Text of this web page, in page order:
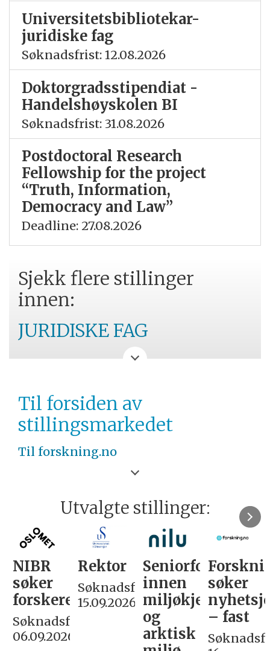
Universitetsbibliotekar-
juridiske fag
Søknadsfrist: 12.08.2026
Doktorgradsstipendiat -
Handelshøyskolen BI
Søknadsfrist: 31.08.2026
Postdoctoral Research
Fellowship for the project
“Truth, Information,
Democracy and Law”
Deadline: 27.08.2026
Sjekk flere stillinger
innen:
JURIDISKE FAG
UNIVERSITET
NORD-NORGE
Til forsiden av
stillingsmarkedet
Til forskning.no
Utvalgte stillinger:
NIBR
søker
forskere
Søknadsfrist:
06.09.2026
Rektor
Søknadsfrist:
15.09.2026
Seniorforsker
innen
miljøkjemi
og
arktisk
søker
– fast